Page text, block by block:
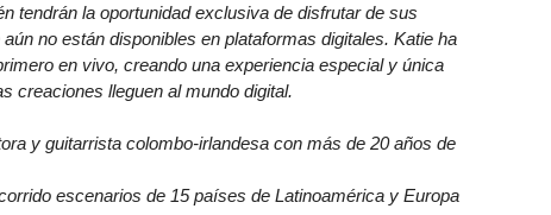
tendrán la oportunidad exclusiva de disfrutar de sus
no están disponibles en plataformas digitales. Katie ha
en vivo, creando una experiencia especial y única
creaciones lleguen al mundo digital.
y guitarrista colombo-irlandesa con más de 20 años de
escenarios de 15 países de Latinoamérica y Europa